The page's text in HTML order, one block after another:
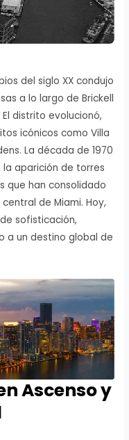
del siglo XX condujo
a lo largo de Brickell
El distrito evolucionó,
icónicos como Villa
La década de 1970
aparición de torres
que han consolidado
de Miami. Hoy,
sofisticación,
a un destino global de
Ascenso y